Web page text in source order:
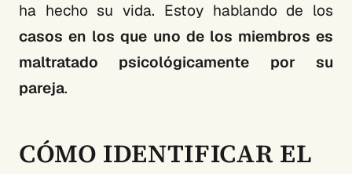
ha hecho su vida. Estoy hablando de los
casos en los que uno de los miembros es
maltratado psicológicamente por su
pareja.
CÓMO IDENTIFICAR EL